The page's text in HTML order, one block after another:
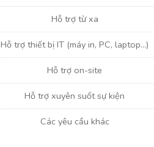
Hỗ trợ từ xa
Hỗ trợ thiết bị IT (máy in, PC, laptop…)
Hỗ trợ on-site
Hỗ trợ xuyên suốt sự kiện
Các yêu cầu khác